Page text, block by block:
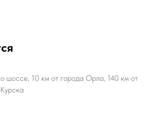
шоссе, 10 км от города Орла, 140 км от